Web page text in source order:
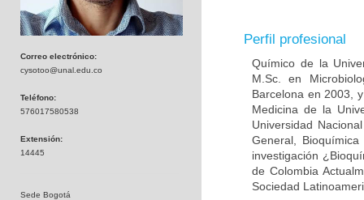
Correo electrónico:
cysotoo@unal.edu.co
Teléfono:
576017580538
Extensión:
14445
Sede Bogotá
Perfil profesional
Químico de la
M.Sc. en
Barcelona en 2003,
Medicina de la
Universidad
General,
investigación
de Colombia
Sociedad